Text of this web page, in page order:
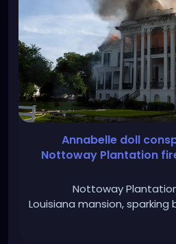
Annabelle doll
Nottoway Plantation
Nottoway
Louisiana mansion, sparking